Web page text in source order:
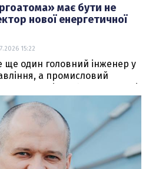
має бути не
нової енергетичної
15:22
ще один головний інженер у
а промисловий
капітал, будувати нові
атомну генерацію на
всієї економіки.